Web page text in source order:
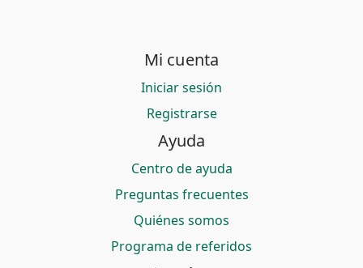
Mi cuenta
Iniciar sesión
Registrarse
Ayuda
Centro de ayuda
Preguntas frecuentes
Quiénes somos
Programa de referidos